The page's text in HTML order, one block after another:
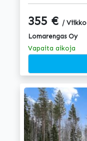
355 € / Viikko
Lomarengas Oy
Vapaita aikoja